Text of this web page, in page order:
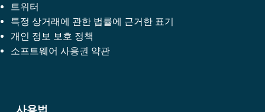
트위터
특정 상거래에 관한 법률에 근거한 표기
개인 정보 보호 정책
소프트웨어 사용권 약관
사용법